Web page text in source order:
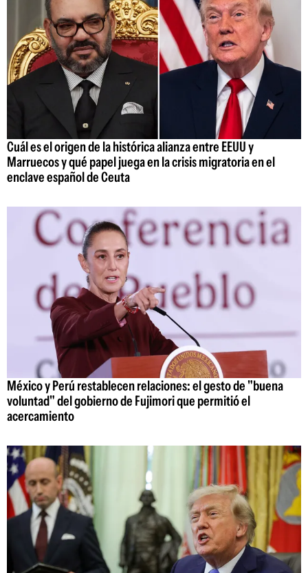
Cuál es el origen de la histórica alianza entre EEUU y
Marruecos y qué papel juega en la crisis migratoria en el
enclave español de Ceuta
México y Perú restablecen relaciones: el gesto de "buena
voluntad" del gobierno de Fujimori que permitió el
acercamiento